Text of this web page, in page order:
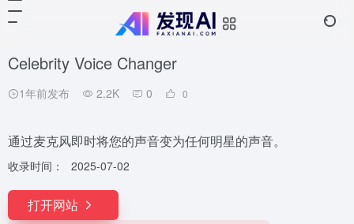
Celebrity Voice Changer
1年前发布 2.2K 0 0
通过麦克风即时将您的声音变为任何明星的声音。
收录时间： 2025-07-02
打开网站